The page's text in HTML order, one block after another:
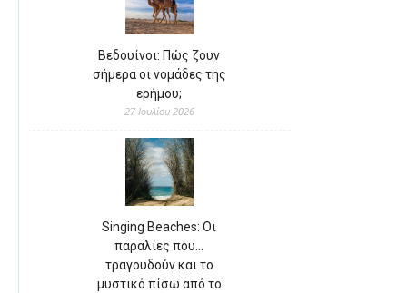
Βεδουίνοι: Πώς ζουν
σήμερα οι νομάδες της
ερήμου;
27 Ιουλίου 2026
Singing Beaches: Οι
παραλίες που…
τραγουδούν και το
μυστικό πίσω από το